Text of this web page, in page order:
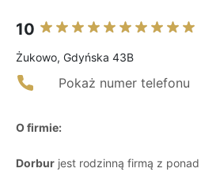
10
Żukowo, Gdyńska 43B
Pokaż numer telefonu
O firmie:
Dorbur jest rodzinną firmą z ponad